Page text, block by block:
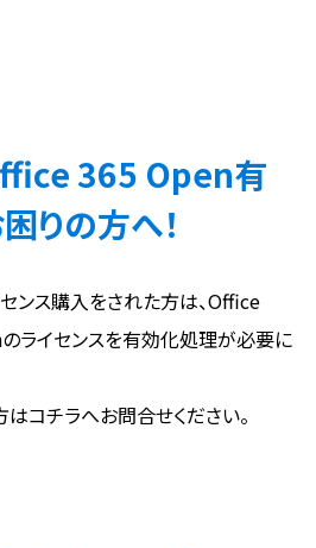
365 Open有
りの方へ！
ンス購入をされた方は、Office
ライセンスを有効化処理が必要に
コチラへお問合せください。